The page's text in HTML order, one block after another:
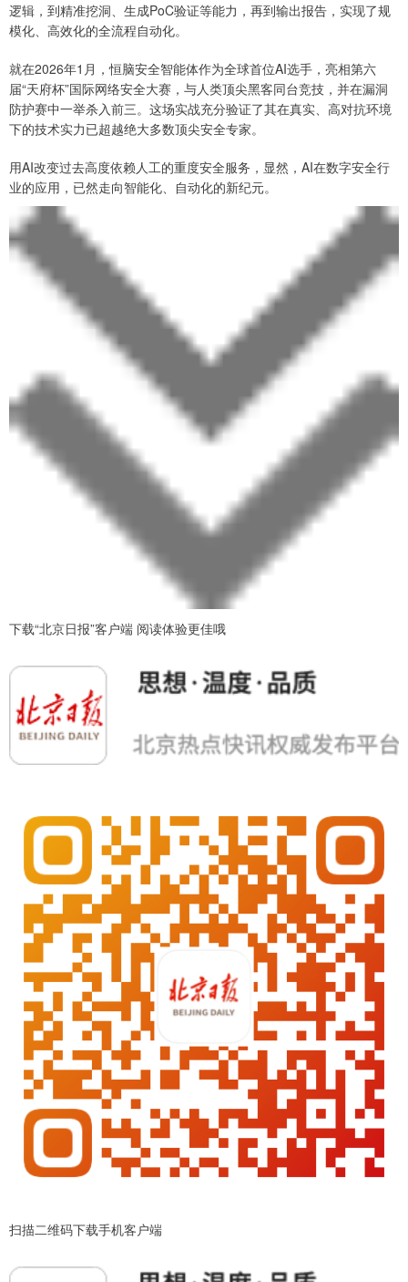
逻辑，到精准挖洞、生成PoC验证等能力，再到输出报告，实现了规
模化、高效化的全流程自动化。
就在2026年1月，恒脑安全智能体作为全球首位AI选手，亮相第六
届“天府杯”国际网络安全大赛，与人类顶尖黑客同台竞技，并在漏洞
防护赛中一举杀入前三。这场实战充分验证了其在真实、高对抗环境
下的技术实力已超越绝大多数顶尖安全专家。
用AI改变过去高度依赖人工的重度安全服务，显然，AI在数字安全行
业的应用，已然走向智能化、自动化的新纪元。
下载“北京日报”客户端 阅读体验更佳哦
扫描二维码下载手机客户端